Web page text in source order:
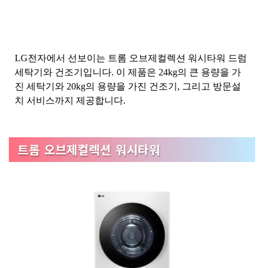
LG전자에서 선보이는 트롬 오브제컬렉션 워시타워 드럼
세탁기와 건조기입니다. 이 제품은 24kg의 큰 용량을 가
진 세탁기와 20kg의 용량을 가진 건조기, 그리고 방문설
치 서비스까지 제공합니다.
트롬 오브제컬렉션 워시타워